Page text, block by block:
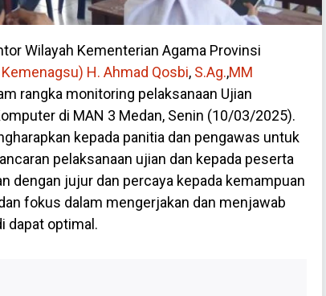
Wilayah Kementerian Agama Provinsi
H. Ahmad Qosbi, S.Ag.,MM
rangka monitoring pelaksanaan Ujian
di MAN 3 Medan, Senin (10/03/2025).
kepada panitia dan pengawas untuk
pelaksanaan ujian dan kepada peserta
dengan jujur dan percaya kepada kemampuan
fokus dalam mengerjakan dan menjawab
dapat optimal.